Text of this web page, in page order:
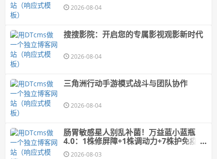
2026-08-04
搜搜影院：开启您的专属影视观影新时代
2026-08-04
三角洲行动手游模式战斗与团队协作
2026-08-04
肠胃敏感星人别乱补菌！万益蓝小蓝瓶
4.0：1株修屏障+1株调动力+7株护免疫，
菌株来源全公开
2026-08-03